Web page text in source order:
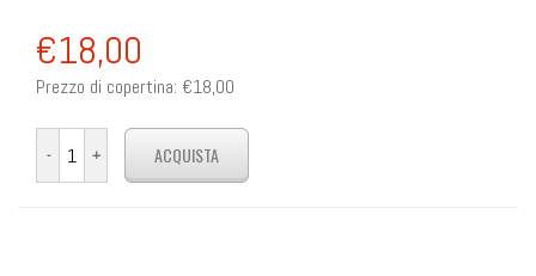
€18,00
Prezzo di copertina: €18,00